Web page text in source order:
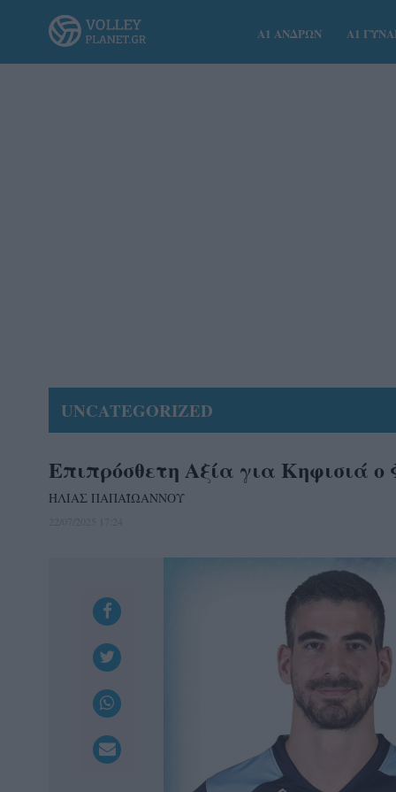
Α1 ΑΝΔΡΩΝ Α1
UNCATEGORIZED
Επιπρόσθετη Αξία για Κηφισιά ο
ΗΛΙΑΣ ΠΑΠΑΪΩΑΝΝΟΥ